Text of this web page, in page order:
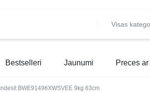
Visas
Bestselleri Jaunumi Preces
Indesit BWE91496XWSVEE 9kg 63cm